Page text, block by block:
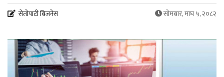
सेतोपाटी बिजनेस सोमबार, माघ ५, २०८२